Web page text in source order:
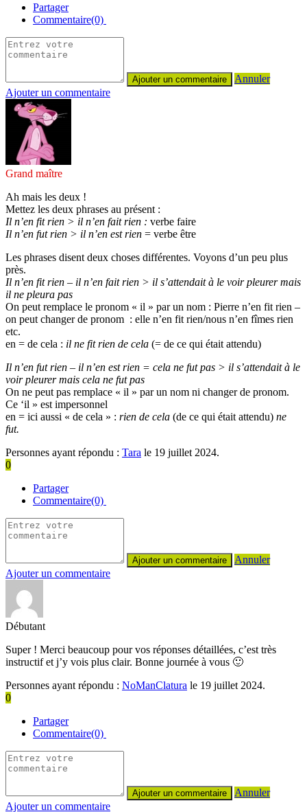
Partager
Commentaire(0)
Annuler
Ajouter un commentaire
Grand maître
Ah mais les deux !
Mettez les deux phrases au présent :
Il n’en fit rien > il n’en fait rien : verbe faire
Il n’en fut rien > il n’en est rien = verbe être
Les phrases disent deux choses différentes. Voyons d’un peu plus
près.
Il n’en fit rien – il n’en fait rien > il s’attendait à le voir pleurer mais
il ne pleura pas
On peut remplace le pronom « il » par un nom : Pierre n’en fit rien –
on peut changer de pronom : elle n’en fit rien/nous n’en fîmes rien
etc.
en = de cela : il ne fit rien de cela (= de ce qui était attendu)
Il n’en fut rien – il n’en est rien = cela ne fut pas > il s’attendait à le
voir pleurer mais cela ne fut pas
On ne peut pas remplace « il » par un nom ni changer de pronom.
Ce ‘il » est impersonnel
en = ici aussi « de cela » : rien de cela (de ce qui était attendu) ne
fut.
Personnes ayant répondu : Tara le 19 juillet 2024.
0
Partager
Commentaire(0)
Annuler
Ajouter un commentaire
Débutant
Super ! Merci beaucoup pour vos réponses détaillées, c’est très
instructif et j’y vois plus clair. Bonne journée à vous 🙂
Personnes ayant répondu : NoManClatura le 19 juillet 2024.
0
Partager
Commentaire(0)
Annuler
Ajouter un commentaire